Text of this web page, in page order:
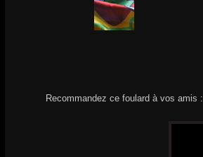
Recommandez ce foulard à vos amis :